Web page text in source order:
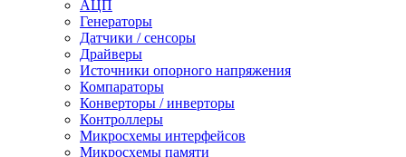
АЦП
Генераторы
Датчики / сенсоры
Драйверы
Источники опорного напряжения
Компараторы
Конверторы / инверторы
Контроллеры
Микросхемы интерфейсов
Микросхемы памяти